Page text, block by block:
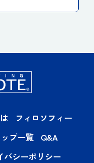
フィロソフィー
プ一覧
Q&A
バシーポリシー